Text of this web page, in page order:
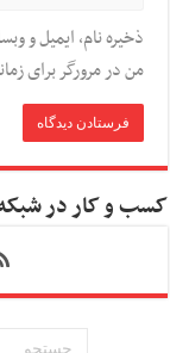
ذخیره نام، ایمیل و
من در مرورگر برای
کسب و کار در